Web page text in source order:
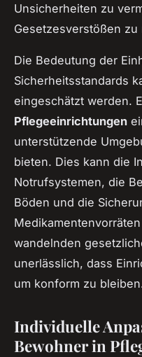
Unsicherheiten zu
Gesetzesverstößen zu
Die Bedeutung der
Sicherheitsstandards
eingeschätzt werden.
Pflegeeinrichtungen
unterstützende
bieten. Dies kann die
Notrufsystemen, die
Böden und die
wandelnden
unerlässlich, dass
um konform zu
Individuelle
Bewohner in